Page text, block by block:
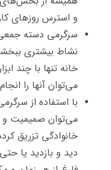
و استرس روزهای
سرگرمی دسته
نشاط بیشتری
خانه تنها با چند
می‌توان آنها را
با استفاده از
می‌توان صمیمیت و
خانوادگی‌ تزریق
دید و بازدید یا